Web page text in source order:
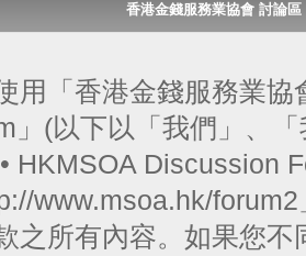
香港金錢服務業協會 討論
用「香港金錢服務業
」(以下以「我們」、
HKMSOA Discussion
www.msoa.hk/
之所有內容。如果您